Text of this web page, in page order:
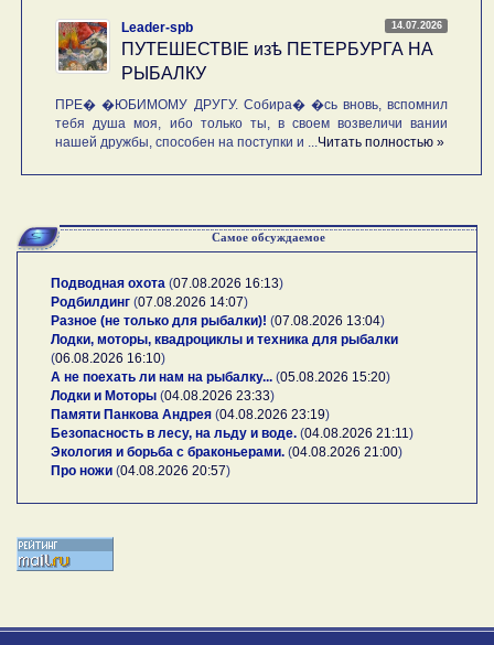
14.07.2026
Leader-spb
ПУТЕШЕСТВIE изѣ ПЕТЕРБУРГА НА
РЫБАЛКУ
ПРЕ� �ЮБИМОМУ ДРУГУ. Собира� �сь вновь, вспомнил
тебя душа моя, ибо только ты, в своем возвеличи вании
нашей дружбы, способен на поступки и ... Читать полностью »
Самое обсуждаемое
Подводная охота (07.08.2026 16:13)
Родбилдинг (07.08.2026 14:07)
Разное (не только для рыбалки)! (07.08.2026 13:04)
Лодки, моторы, квадроциклы и техника для рыбалки
(06.08.2026 16:10)
А не поехать ли нам на рыбалку... (05.08.2026 15:20)
Лодки и Моторы (04.08.2026 23:33)
Памяти Панкова Андрея (04.08.2026 23:19)
Безопасность в лесу, на льду и воде. (04.08.2026 21:11 )
Экология и борьба с браконьерами. (04.08.2026 21:00)
Про ножи (04.08.2026 20:57)